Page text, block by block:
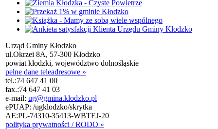
Urząd Gminy Kłodzko
ul.Okrzei 8A, 57-300 Kłodzko
powiat kłodzki, województwo dolnośląskie
pełne dane teleadresowe »
tel.:74 647 41 00
fax.:74 647 41 03
e-mail: ug@gmina.klodzko.pl
ePUAP: /ugklodzko/skrytka
AE:PL-74310-35413-WBTEJ-20
polityka prywatności / RODO »